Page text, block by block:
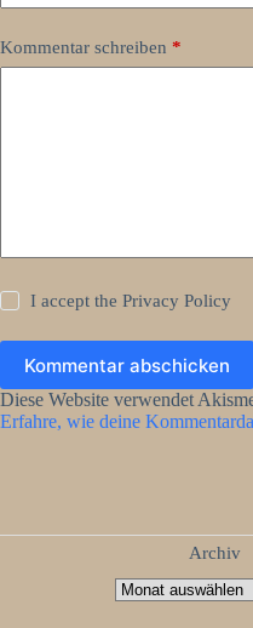
Kommentar schreiben *
I accept thePrivacy Policy
Kommentar abschicken
Diese Website verwendet
Erfahre, wie deine
Archiv